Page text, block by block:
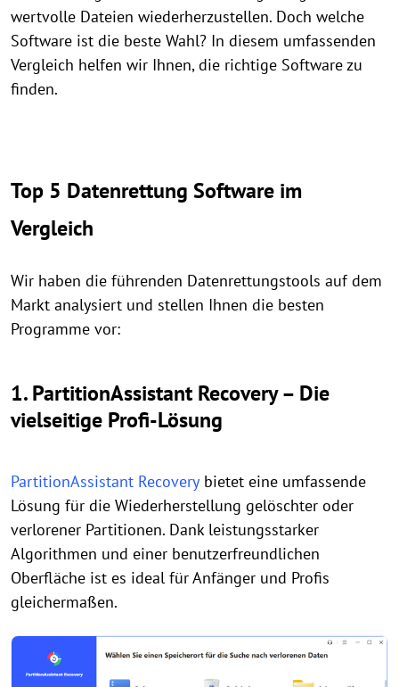
wertvolle Dateien wiederherzustellen. Doch welche
Software ist die beste Wahl? In diesem umfassenden
Vergleich helfen wir Ihnen, die richtige Software zu
finden.
Top 5 Datenrettung Software im
Vergleich
Wir haben die führenden Datenrettungstools auf dem
Markt analysiert und stellen Ihnen die besten
Programme vor:
1. PartitionAssistant Recovery – Die
vielseitige Profi-Lösung
PartitionAssistant Recovery bietet eine umfassende
Lösung für die Wiederherstellung gelöschter oder
verlorener Partitionen. Dank leistungsstarker
Algorithmen und einer benutzerfreundlichen
Oberfläche ist es ideal für Anfänger und Profis
gleichermaßen.